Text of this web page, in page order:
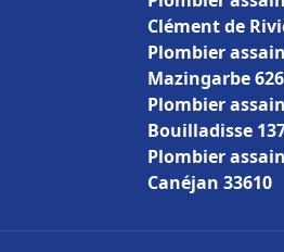
Clément de
Plombier
Mazingarbe
Plombier
Bouilladisse
Plombier
Canéjan 33610